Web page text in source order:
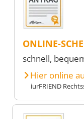
ONLINE-
schnell,
Hier online
iurFRIEND